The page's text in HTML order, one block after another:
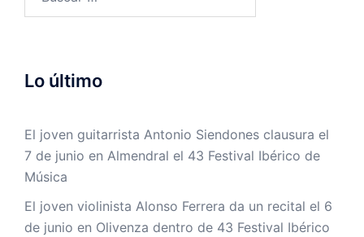
Lo último
El joven guitarrista Antonio Siendones clausura el
7 de junio en Almendral el 43 Festival Ibérico de
Música
El joven violinista Alonso Ferrera da un recital el 6
de junio en Olivenza dentro de 43 Festival Ibérico